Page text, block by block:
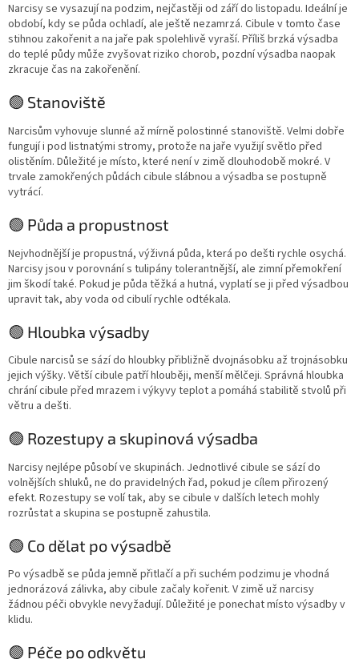
Narcisy se vysazují na podzim, nejčastěji od září do listopadu. Ideální je
období, kdy se půda ochladí, ale ještě nezamrzá. Cibule v tomto čase
stihnou zakořenit a na jaře pak spolehlivě vyraší. Příliš brzká výsadba
do teplé půdy může zvyšovat riziko chorob, pozdní výsadba naopak
zkracuje čas na zakořenění.
🟢 Stanoviště
Narcisům vyhovuje slunné až mírně polostinné stanoviště. Velmi dobře
fungují i pod listnatými stromy, protože na jaře využijí světlo před
olistěním. Důležité je místo, které není v zimě dlouhodobě mokré. V
trvale zamokřených půdách cibule slábnou a výsadba se postupně
vytrácí.
🟢 Půda a propustnost
Nejvhodnější je propustná, výživná půda, která po dešti rychle osychá.
Narcisy jsou v porovnání s tulipány tolerantnější, ale zimní přemokření
jim škodí také. Pokud je půda těžká a hutná, vyplatí se ji před výsadbou
upravit tak, aby voda od cibulí rychle odtékala.
🟢 Hloubka výsadby
Cibule narcisů se sází do hloubky přibližně dvojnásobku až trojnásobku
jejich výšky. Větší cibule patří hlouběji, menší mělčeji. Správná hloubka
chrání cibule před mrazem i výkyvy teplot a pomáhá stabilitě stvolů při
větru a dešti.
🟢 Rozestupy a skupinová výsadba
Narcisy nejlépe působí ve skupinách. Jednotlivé cibule se sází do
volnějších shluků, ne do pravidelných řad, pokud je cílem přirozený
efekt. Rozestupy se volí tak, aby se cibule v dalších letech mohly
rozrůstat a skupina se postupně zahustila.
🟢 Co dělat po výsadbě
Po výsadbě se půda jemně přitlačí a při suchém podzimu je vhodná
jednorázová zálivka, aby cibule začaly kořenit. V zimě už narcisy
žádnou péči obvykle nevyžadují. Důležité je ponechat místo výsadby v
klidu.
🟢 Péče po odkvětu